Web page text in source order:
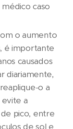
caso
o aumento
é importante
causados
diariamente,
o a
evite a
pico, entre
de sol e